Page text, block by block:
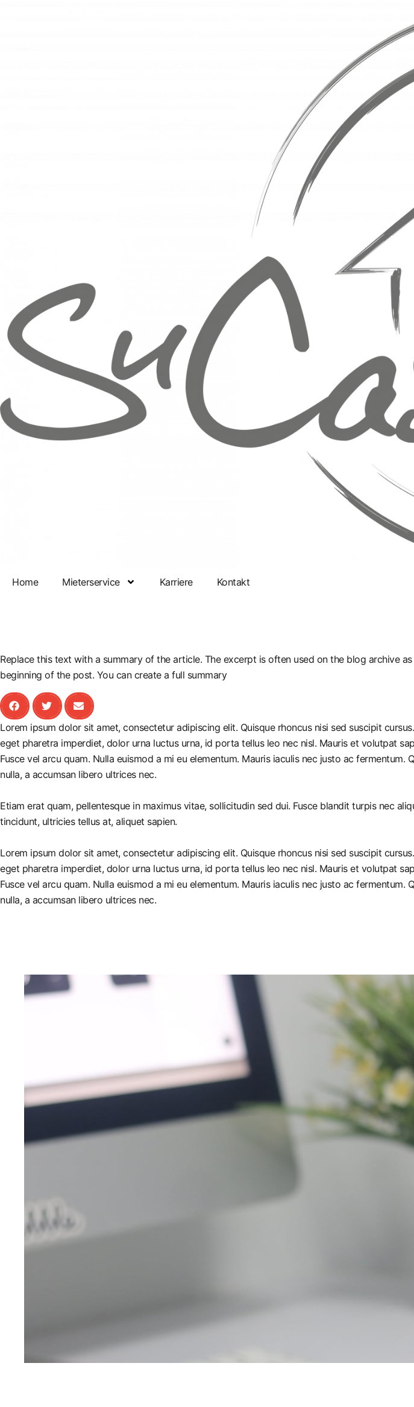
Home Mieterservice Karriere Kontakt
Replace this text with a summary of the article. The excerpt is often used on the blog archive
beginning of the post. You can create a full summary
Lorem ipsum dolor sit amet, consectetur adipiscing elit. Quisque rhoncus nisi sed suscipit
eget pharetra imperdiet, dolor urna luctus urna, id porta tellus leo nec nisl. Mauris et volutpat
Fusce vel arcu quam. Nulla euismod a mi eu elementum. Mauris iaculis nec justo ac
nulla, a accumsan libero ultrices nec.
Etiam erat quam, pellentesque in maximus vitae, sollicitudin sed dui. Fusce blandit turpis nec
tincidunt, ultricies tellus at, aliquet sapien.
Lorem ipsum dolor sit amet, consectetur adipiscing elit. Quisque rhoncus nisi sed suscipit
eget pharetra imperdiet, dolor urna luctus urna, id porta tellus leo nec nisl. Mauris et volutpat
Fusce vel arcu quam. Nulla euismod a mi eu elementum. Mauris iaculis nec justo ac
nulla, a accumsan libero ultrices nec.